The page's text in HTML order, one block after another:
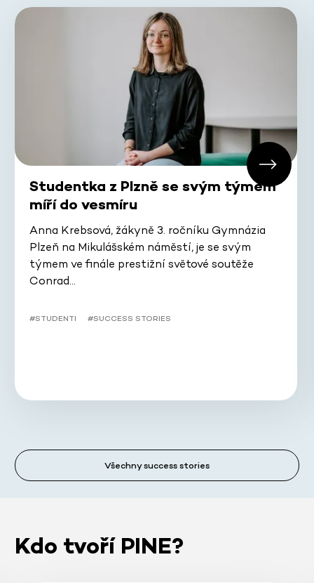
Studentka z Plzně se svým týmem
míří do vesmíru
Anna Krebsová, žákyně 3. ročníku Gymnázia
Plzeň na Mikulášském náměstí, je se svým
týmem ve finále prestižní světové soutěže
Conrad…
#STUDENTI #SUCCESS STORIES
Všechny success stories
Kdo tvoří PINE?